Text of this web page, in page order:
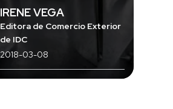
IRENE VEGA
Editora de Comercio Exterior
de IDC
2018-03-08